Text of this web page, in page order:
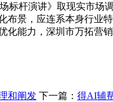
标杆演讲》取现实市场
布景，应连系本身行业
化能力，深圳市万拓营
和阐发 下一篇： 得AI辅